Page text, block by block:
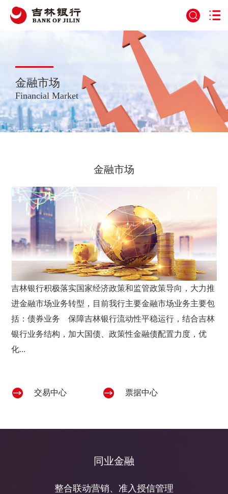
金融市场
Financial Market
金融市场
吉林银行积极落实国家经济政策和监管政策导向，大力推
进金融市场业务转型，目前我行主要金融市场业务主要包
括：债券业务 保障吉林银行流动性平稳运行，结合吉林
银行业务结构，加大国债、政策性金融债配置力度，优
化...
交易中心 票据中心
同业金融
整合联动营销、准入授信管理